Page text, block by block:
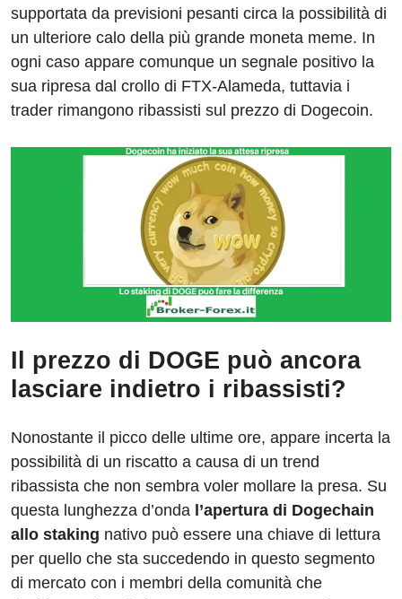
supportata da previsioni pesanti circa la possibilità di
un ulteriore calo della più grande moneta meme. In
ogni caso appare comunque un segnale positivo la
sua ripresa dal crollo di FTX-Alameda, tuttavia i
trader rimangono ribassisti sul prezzo di Dogecoin.
Il prezzo di DOGE può ancora
lasciare indietro i ribassisti?
Nonostante il picco delle ultime ore, appare incerta la
possibilità di un riscatto a causa di un trend
ribassista che non sembra voler mollare la presa. Su
questa lunghezza d’onda l’apertura di Dogechain
allo staking nativo può essere una chiave di lettura
per quello che sta succedendo in questo segmento
di mercato con i membri della comunità che